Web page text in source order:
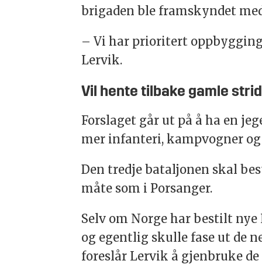
brigaden ble framskyndet
– Vi har prioritert
Lervik.
Vil hente tilbake gamle
Forslaget går ut på å ha en
mer infanteri, kampvogner
Den tredje bataljonen skal
måte som i Porsanger.
Selv om Norge har bestilt
og egentlig skulle fase ut de
foreslår Lervik å gjenbruke